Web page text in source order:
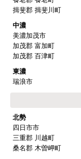
揖斐郡 揖斐川町
中濃
美濃加茂市
加茂郡 富加町
加茂郡 百津町
東濃
瑞浪市
北勢
四日市市
三重郡 川越町
桑名郡 木曽岬町